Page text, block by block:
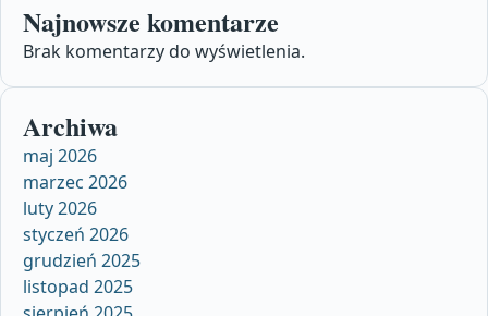
Najnowsze komentarze
Brak komentarzy do wyświetlenia.
Archiwa
maj 2026
marzec 2026
luty 2026
styczeń 2026
grudzień 2025
listopad 2025